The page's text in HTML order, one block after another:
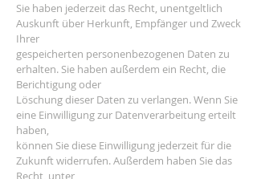
Sie haben jederzeit das Recht, unentgeltlich
Auskunft über Herkunft, Empfänger und Zweck
Ihrer
gespeicherten personenbezogenen Daten zu
erhalten. Sie haben außerdem ein Recht, die
Berichtigung oder
Löschung dieser Daten zu verlangen. Wenn Sie
eine Einwilligung zur Datenverarbeitung erteilt
haben,
können Sie diese Einwilligung jederzeit für die
Zukunft widerrufen. Außerdem haben Sie das
Recht, unter